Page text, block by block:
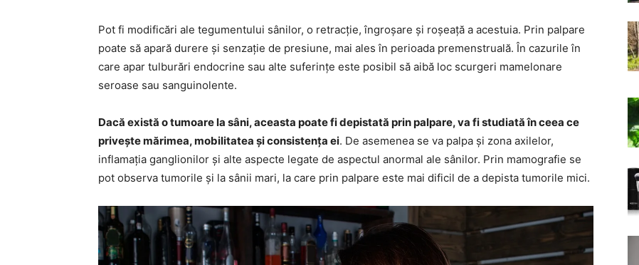
Pot fi modificări ale tegumentului sânilor, o retracție, îngroșare și roșeață a acestuia. Prin palpare
poate să apară durere și senzație de presiune, mai ales în perioada premenstruală. În cazurile în
care apar tulburări endocrine sau alte suferințe este posibil să aibă loc scurgeri mamelonare
seroase sau sanguinolente.
Dacă există o tumoare la sâni, aceasta poate fi depistată prin palpare, va fi studiată în ceea ce
privește mărimea, mobilitatea și consistența ei. De asemenea se va palpa și zona axilelor,
inflamația ganglionilor și alte aspecte legate de aspectul anormal ale sânilor. Prin mamografie se
pot observa tumorile și la sânii mari, la care prin palpare este mai dificil de a depista tumorile mici.